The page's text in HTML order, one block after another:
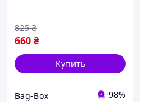
660₴
825 ₴
Купить
Bag-Box 98%